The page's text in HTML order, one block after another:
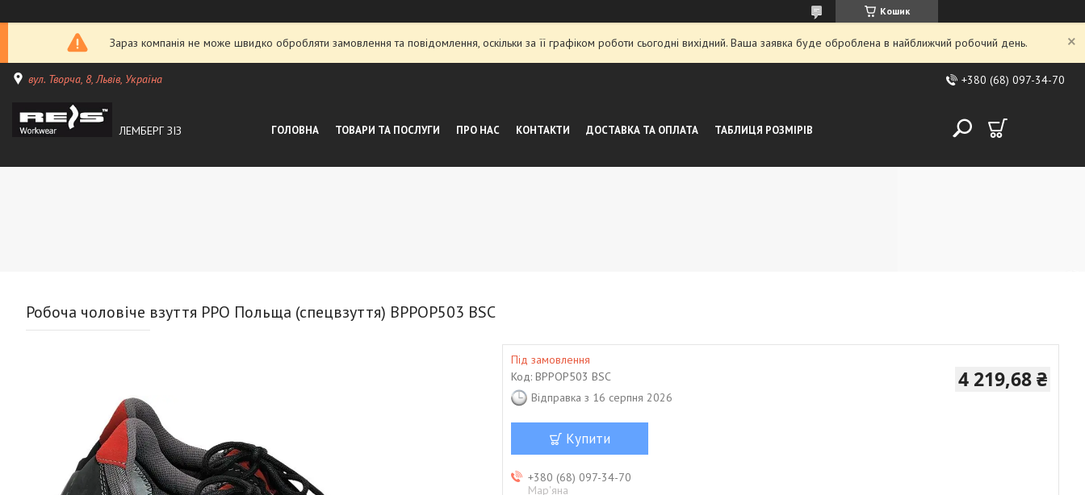
Кошик
Зараз компанія не може швидко обробляти замовлення та повідомлення, оскільки за її графіком роботи сьогодні вихідний. Ваша заявка буде оброблена в найближчий робочий день.
вул. Творча, 8, Львів, Україна +380 (68) 097-34-70
ЛЕМБЕРГ ЗІЗ ГОЛОВНА ТОВАРИ ТА ПОСЛУГИ ПРО НАС КОНТАКТИ ДОСТАВКА ТА ОПЛАТА ТАБЛИЦЯ РОЗМІРІВ
Робоча чоловіче взуття PPO Польща (спецвзуття) BPPOP503 BSC
Під замовлення
Код: BPPOP503 BSC
Відправка з 16 серпня 2026
4 219,68 ₴
Купити
+380 (68) 097-34-70
Мар'яна